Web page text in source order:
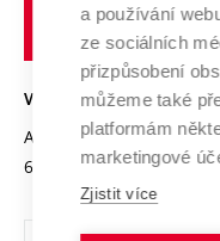
Transfer znalostí
Open Science
Projekty
Projekty ze
Specifický výzkum
Mezinárodní dohody
Univerzitní sítě
Podnikavá univerzita /
Bezpečná univerzita
Vyznamenání
Organizační struktura
VYSOKÉ UČENÍ
Antonínská 548/1
602 00 Brno
a používání
ze sociálních
přizpůsobení
můžeme také
platformám
marketingové
Zjistit více